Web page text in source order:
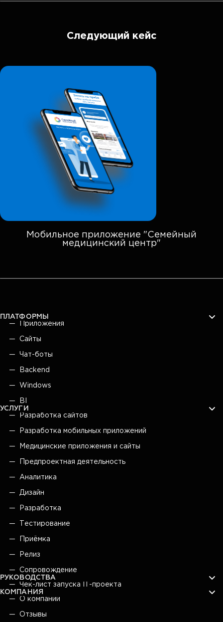
Следующий кейс
Мобильное приложение "Семейный
медицинский центр"
ПЛАТФОРМЫ
Приложения
Сайты
Чат-боты
Backend
Windows
BI
УСЛУГИ
Разработка сайтов
Разработка мобильных приложений
Медицинские приложения и сайты
Предпроектная деятельность
Аналитика
Дизайн
Разработка
Тестирование
Приёмка
Релиз
Сопровождение
РУКОВОДСТВА
Чек-лист запуска IT-проекта
КОМПАНИЯ
О компании
Отзывы